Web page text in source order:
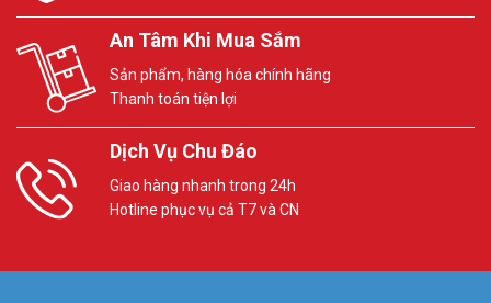
An Tâm Khi Mua Sắm
Sản phẩm, hàng hóa chính hãng
Thanh toán tiện lợi
Dịch Vụ Chu Đáo
Giao hàng nhanh trong 24h
Hotline phục vụ cả T7 và CN